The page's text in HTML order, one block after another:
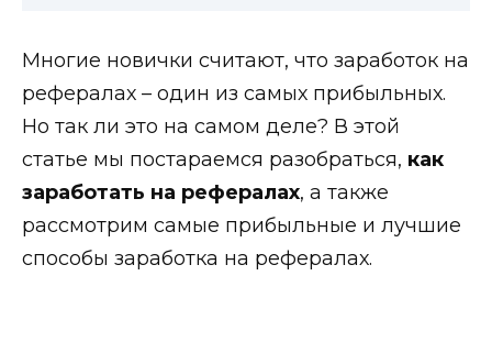
Многие новички считают, что заработок на
рефералах – один из самых прибыльных.
Но так ли это на самом деле? В этой
статье мы постараемся разобраться, как
заработать на рефералах, а также
рассмотрим самые прибыльные и лучшие
способы заработка на рефералах.